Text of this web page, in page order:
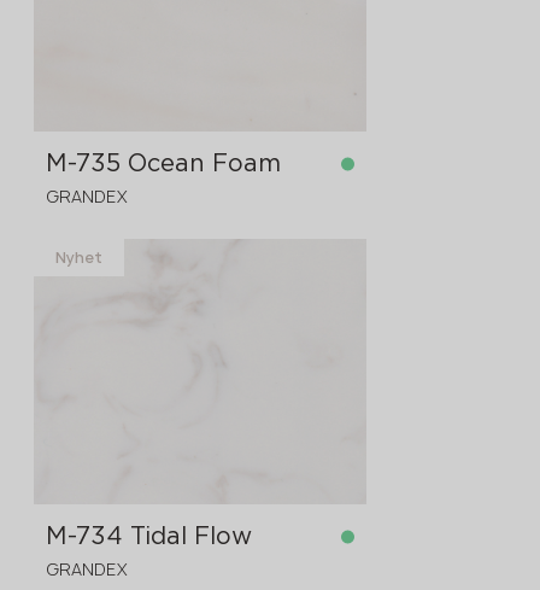
M-735 Ocean Foam
GRANDEX
Nyhet
M-734 Tidal Flow
GRANDEX